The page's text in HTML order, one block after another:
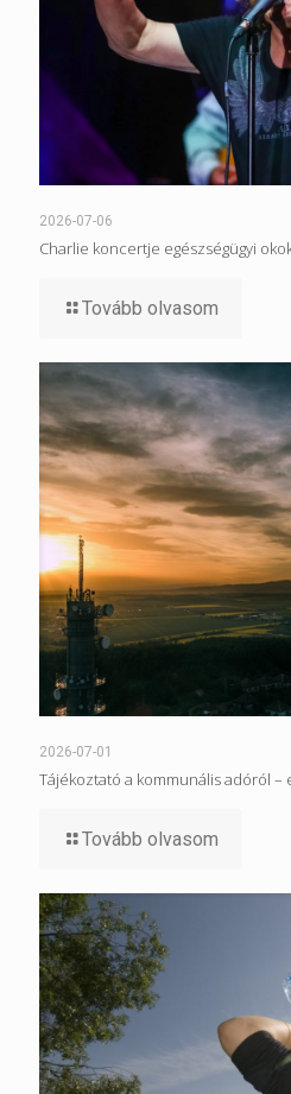
2026-07-06
Charlie koncertje egészségügyi
Tovább olvasom
2026-07-01
Tájékoztató a kommunális adóról
Tovább olvasom